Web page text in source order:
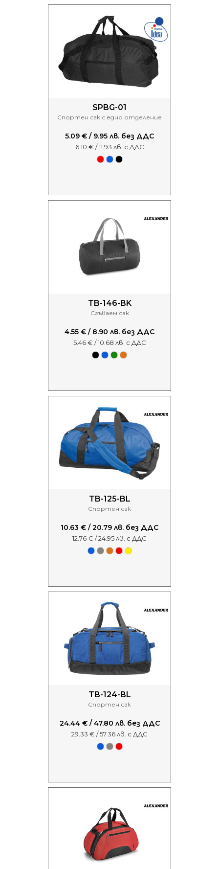
SPBG-01
Спортен сак с едно отделение
5.09 € / 9.95 лв. без ДДС
6.10 € / 11.93 лв. с ДДС
TB-146-BK
Сгъваем сак
4.55 € / 8.90 лв. без ДДС
5.46 € / 10.68 лв. с ДДС
TB-125-BL
Спортен сак
10.63 € / 20.79 лв. без ДДС
12.76 € / 24.95 лв. с ДДС
TB-124-BL
Спортен сак
24.44 € / 47.80 лв. без ДДС
29.33 € / 57.36 лв. с ДДС